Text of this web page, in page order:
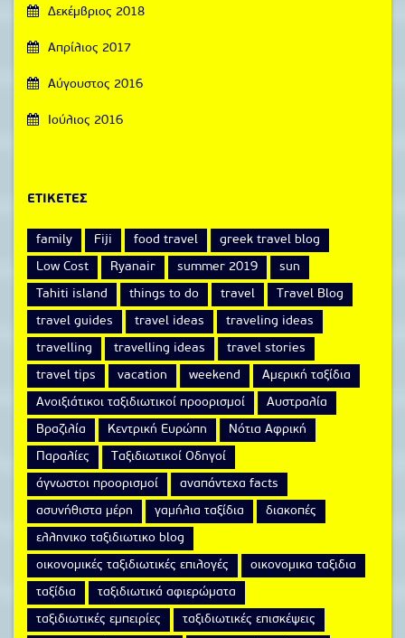
Δεκέμβριος 2018
Απρίλιος 2017
Αύγουστος 2016
Ιούλιος 2016
ΕΤΙΚΈΤΕΣ
family Fiji food travel
greek travel blog
Low Cost
Ryanair summer 2019
sun
Tahiti island
things to do travel
Travel Blog
travel guides
travel ideas
traveling ideas
travelling
travelling ideas
travel stories
travel tips
vacation weekend
Αμερική ταξίδια
Ανοιξιάτικοι ταξιδιωτικοί προορισμοί
Αυστραλία
Βραζιλία
Κεντρική Ευρώπη
Νότια Αφρική
Παραλίες
Ταξιδιωτικοί Οδηγοί
άγνωστοι προορισμοί
αναπάντεχα facts
ασυνήθιστα μέρη
γαμήλια ταξίδια
διακοπές
ελληνικο ταξιδιωτικο blog
οικονομικές ταξιδιωτικές επιλογές
οικονομικα ταξιδια
ταξίδια
ταξιδιωτικά αφιερώματα
ταξιδιωτικές εμπειρίες
ταξιδιωτικές επισκέψεις